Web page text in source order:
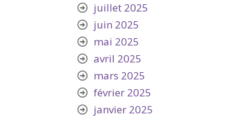
juillet 2025
juin 2025
mai 2025
avril 2025
mars 2025
février 2025
janvier 2025